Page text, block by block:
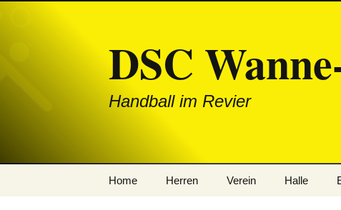
DSC
Handball im Revier
Home Herren Verein Halle